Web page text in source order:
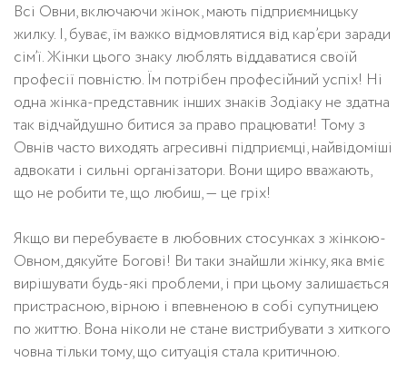
Всі Овни, включаючи жінок, мають підприємницьку
жилку. І, буває, їм важко відмовлятися від кар’єри заради
сім’ї. Жінки цього знаку люблять віддаватися своїй
професії повністю. Їм потрібен професійний успіх! Ні
одна жінка-представник інших знаків Зодіаку не здатна
так відчайдушно битися за право працювати! Тому з
Овнів часто виходять агресивні підприємці, найвідоміші
адвокати і сильні організатори. Вони щиро вважають,
що не робити те, що любиш, — це гріх!
Якщо ви перебуваєте в любовних стосунках з жінкою-
Овном, дякуйте Богові! Ви таки знайшли жінку, яка вміє
вирішувати будь-які проблеми, і при цьому залишається
пристрасною, вірною і впевненою в собі супутницею
по життю. Вона ніколи не стане вистрибувати з хиткого
човна тільки тому, що ситуація стала критичною.